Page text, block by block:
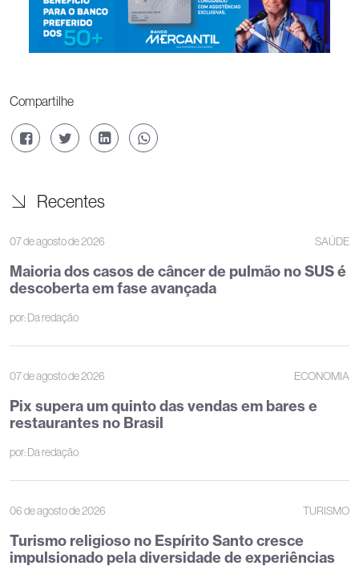
Compartilhe
Recentes
07 de agosto de 2026 SAÚDE
Maioria dos casos de câncer de pulmão no SUS é
descoberta em fase avançada
por:Da redação
07 de agosto de 2026 ECONOMIA
Pix supera um quinto das vendas em bares e
restaurantes no Brasil
por:Da redação
06 de agosto de 2026 TURISMO
Turismo religioso no Espírito Santo cresce
impulsionado pela diversidade de experiências